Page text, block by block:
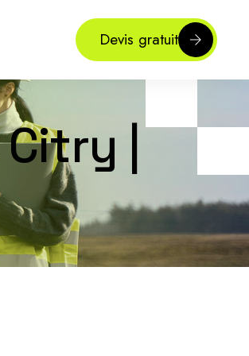
Devis gratuit
|